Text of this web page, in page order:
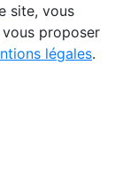
site, vous
proposer
légales.